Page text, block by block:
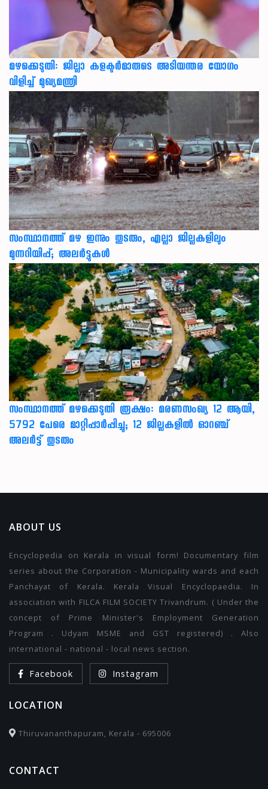
മഴക്കെടുതി: ജില്ലാ കളക്ടർമാരുടെ അടിയന്തര യോഗം
വിളിച്ച് മുഖ്യമന്ത്രി
സംസ്ഥാനത്ത് മഴ ഇന്നും തുടരും, എല്ലാ ജില്ലകളിലും
മുന്നറിയിപ്പ്; അലർട്ടുകൾ
സംസ്ഥാനത്ത് മഴക്കെടുതി രൂക്ഷം: മരണസംഖ്യ 12 ആയി,
5792 പേരെ മാറ്റിപ്പാർപ്പിച്ചു; 12 ജില്ലകളിൽ ഓറഞ്ച്
അലർട്ട് തുടരും
ABOUT US
Encyclopedia on Kerala in visual form! Documentary film
series about the Corporation - Municipality wards and each
Panchayat of Kerala. Kerala Visual Encyclopaedia. In
association with FILCA FILM SOCIETY Trivandrum. ( Under the
concept of Prime Minister's Employment Generation
Program . Udyam MSME and GST registered) . Also
international - national - local news section.
Facebook Instagram
LOCATION
Thiruvananthapuram, Kerala - 695006
CONTACT